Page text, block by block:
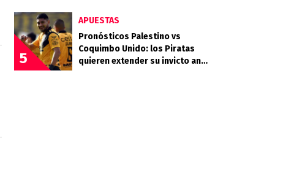
5
APUESTAS
Pronósticos Palestino vs
Coquimbo Unido: los Piratas
quieren extender su invicto ante